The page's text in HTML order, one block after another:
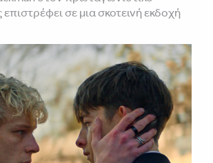
σε μια σκοτεινή εκδοχή